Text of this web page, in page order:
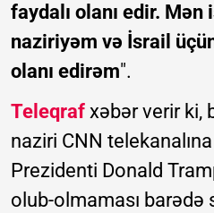
faydalı olanı edir.
naziriyəm və İsrail
olanı edirəm".
Teleqraf xəbər verir ki,
naziri CNN
Prezidenti Donald
olub-olmaması barədə